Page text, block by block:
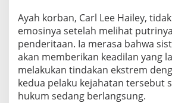
Ayah korban, Carl Lee Hailey,
emosinya setelah melihat
penderitaan. Ia merasa bahwa
akan memberikan keadilan yang
melakukan tindakan ekstrem
kedua pelaku kejahatan tersebut
hukum sedang berlangsung.